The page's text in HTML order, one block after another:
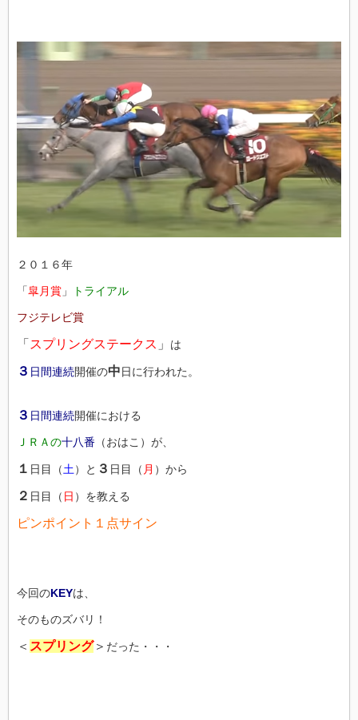
２０１６年
「皐月賞 」 トライアル
フジテレビ賞
「 スプリングステークス 」 は
３ 日間連続開催の中日に行われた。
３ 日間連続開催における
ＪＲＡの十八番 （おはこ）が、
１ 日目（土）と ３ 日目（ 月 ）から
２ 日目（ 日 ）を教える
ピンポイント１点サイン
今回のKEYは、
そのものズバリ！
＜ スプリング＞ だった・・・